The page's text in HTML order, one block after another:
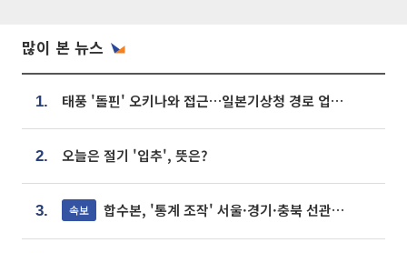
많이 본 뉴스
1. 태풍 '돌핀' 오키나와 접근…일본기상청 경로 업데이트
2. 오늘은 절기 '입추', 뜻은?
3. 속보 합수본, '통계 조작' 서울·경기·충북 선관위 등 추가 압수수색